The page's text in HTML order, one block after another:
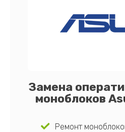
Замена
моноблоков
Ремонт